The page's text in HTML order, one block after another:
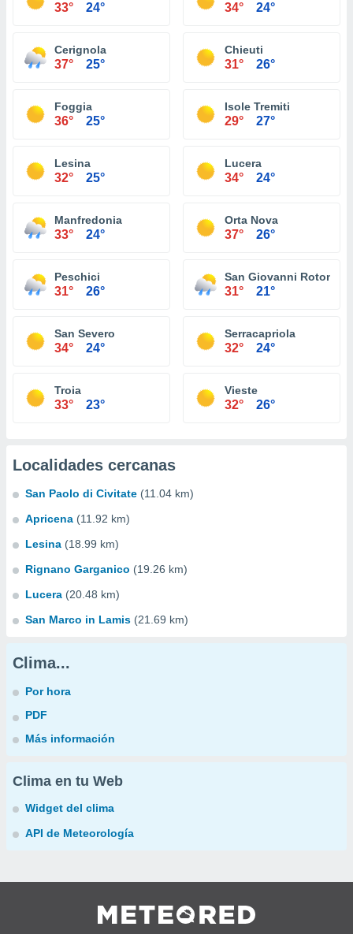
33° 24° 34° 24°
Cerignola
37° 25°
Chieuti
31° 26°
Foggia
36° 25°
Isole Tremiti
29° 27°
Lesina
32° 25°
Lucera
34° 24°
Manfredonia
33° 24°
Orta Nova
37° 26°
Peschici
31° 26°
San Giovanni Rotondo
31° 21°
San Severo
34° 24°
Serracapriola
32° 24°
Troia
33° 23°
Vieste
32° 26°
Localidades cercanas
San Paolo di Civitate (11.04 km)
Apricena (11.92 km)
Lesina (18.99 km)
Rignano Garganico (19.26 km)
Lucera (20.48 km)
San Marco in Lamis (21.69 km)
Clima...
Por hora
PDF
Más información
Clima en tu Web
Widget del clima
API de Meteorología